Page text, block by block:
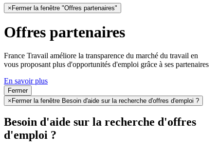
×Fermer la fenêtre "Offres partenaires"
Offres partenaires
France Travail améliore la transparence du marché du travail en
vous proposant plus d'opportunités d'emploi grâce à ses partenaires
En savoir plus
Fermer
× Fermer la fenêtre Besoin d'aide sur la recherche d'offres d'emploi ?
Besoin d'aide sur la recherche d'offres
d'emploi ?